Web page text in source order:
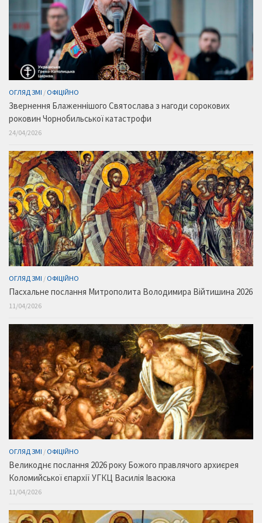
ОГЛЯД ЗМІ / ОФІЦІЙНО
Звернення Блаженнішого Святослава з нагоди сорокових
роковин Чорнобильської катастрофи
24/04/2026
ОГЛЯД ЗМІ / ОФІЦІЙНО
Пасхальне послання Митрополита Володимира Війтишина 2026
11/04/2026
ОГЛЯД ЗМІ / ОФІЦІЙНО
Великоднє послання 2026 року Божого правлячого архиєрея
Коломийської єпархії УГКЦ Василія Івасюка
11/04/2026